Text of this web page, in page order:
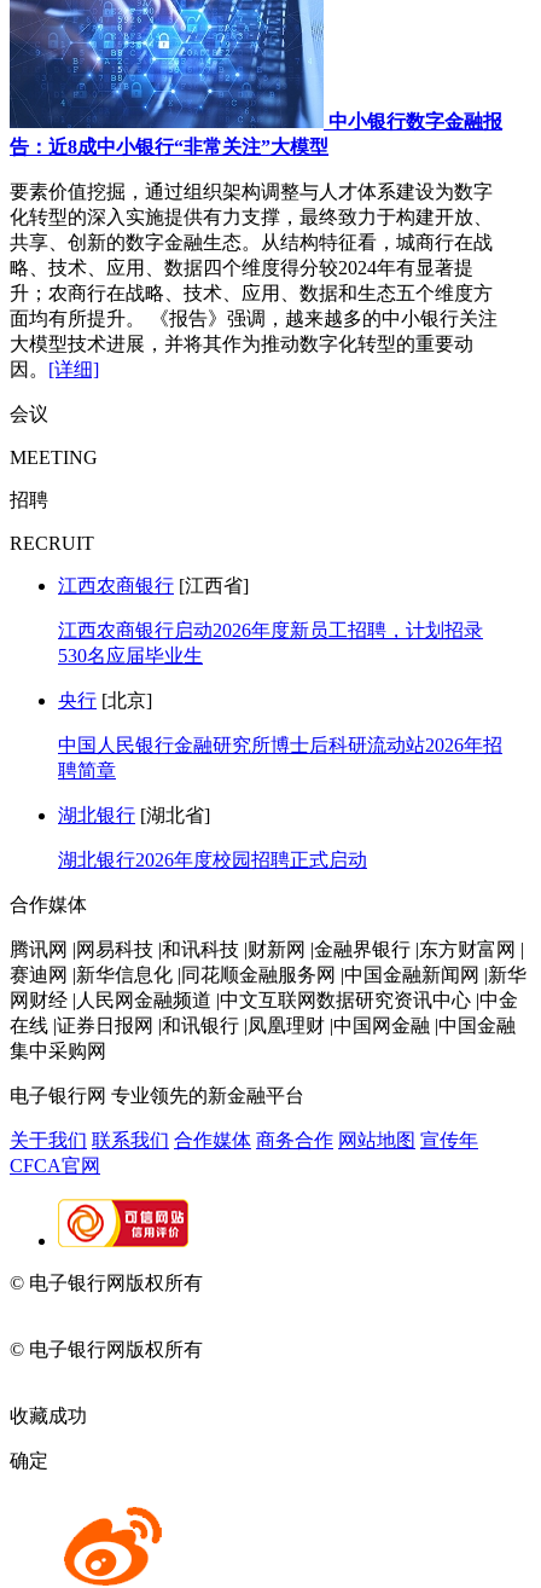
中小银行数字金融报
告：近8成中小银行“非常关注”大模型
要素价值挖掘，通过组织架构调整与人才体系建设为数字
化转型的深入实施提供有力支撑，最终致力于构建开放、
共享、创新的数字金融生态。从结构特征看，城商行在战
略、技术、应用、数据四个维度得分较2024年有显著提
升；农商行在战略、技术、应用、数据和生态五个维度方
面均有所提升。 《报告》强调，越来越多的中小银行关注
大模型技术进展，并将其作为推动数字化转型的重要动
因。 [详细]
会议
MEETING
招聘
RECRUIT
江西农商银行 [江西省]
江西农商银行启动2026年度新员工招聘，计划招录
530名应届毕业生
央行 [北京]
中国人民银行金融研究所博士后科研流动站2026年招
聘简章
湖北银行 [湖北省]
湖北银行2026年度校园招聘正式启动
合作媒体
腾讯网 |网易科技 |和讯科技 |财新网 |金融界银行 |东方财富网 |
赛迪网 |新华信息化 |同花顺金融服务网 |中国金融新闻网 |新华
网财经 |人民网金融频道 |中文互联网数据研究资讯中心 |中金
在线 |证券日报网 |和讯银行 |凤凰理财 |中国网金融 |中国金融
集中采购网
电子银行网 专业领先的新金融平台
关于我们 联系我们 合作媒体 商务合作 网站地图 宣传年
CFCA官网
© 电子银行网版权所有
© 电子银行网版权所有
收藏成功
确定